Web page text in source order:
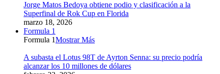
Jorge Matos Bedoya obtiene podio y clasificación a la
Superfinal de Rok Cup en Florida
marzo 18, 2026
Formula 1
Formula 1Mostrar Más
A subasta el Lotus 98T de Ayrton Senna: su precio podría
alcanzar los 10 millones de dólares